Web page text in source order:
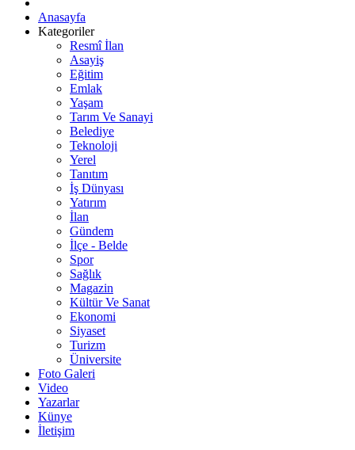
Anasayfa
Kategoriler
Resmî İlan
Asayiş
Eğitim
Emlak
Yaşam
Tarım Ve Sanayi
Belediye
Teknoloji
Yerel
Tanıtım
İş Dünyası
Yatırım
İlan
Gündem
İlçe - Belde
Spor
Sağlık
Magazin
Kültür Ve Sanat
Ekonomi
Siyaset
Turizm
Üniversite
Foto Galeri
Video
Yazarlar
Künye
İletişim